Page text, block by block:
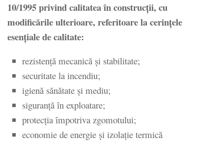
10/1995 privind calitatea în construcții, cu
modificările ulterioare, referitoare la cerințele
esențiale de calitate:
rezistență mecanică și stabilitate;
securitate la incendiu;
igienă sănătate și mediu;
siguranță în exploatare;
protecția împotriva zgomotului;
economie de energie și izolație termică